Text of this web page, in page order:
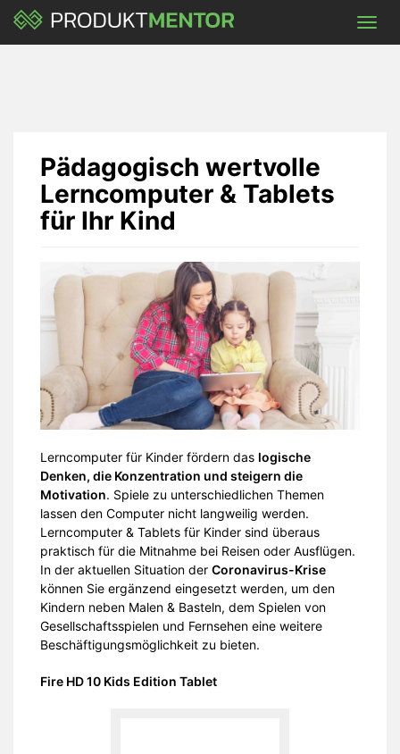
Skip
main
Pädagogisch wertvolle
Lerncomputer & Tablets
für Ihr Kind
Lerncomputer für Kinder fördern das logische
Denken, die Konzentration und steigern die
Motivation. Spiele zu unterschiedlichen Themen
lassen den Computer nicht langweilig werden.
Lerncomputer & Tablets für Kinder sind überaus
praktisch für die Mitnahme bei Reisen oder Ausflügen.
In der aktuellen Situation der Coronavirus-Krise
können Sie ergänzend eingesetzt werden, um den
Kindern neben Malen & Basteln, dem Spielen von
Gesellschaftsspielen und Fernsehen eine weitere
Beschäftigungsmöglichkeit zu bieten.
Fire HD 10 Kids Edition Tablet